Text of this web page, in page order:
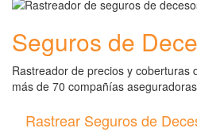
Seguros de
Rastreador de precios y coberturas
más de 70 compañías
Rastrear Seguros de